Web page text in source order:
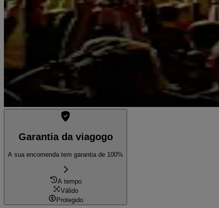
Garantia da viagogo
A sua encomenda tem garantia de 100%
A tempo
Válido
Protegido